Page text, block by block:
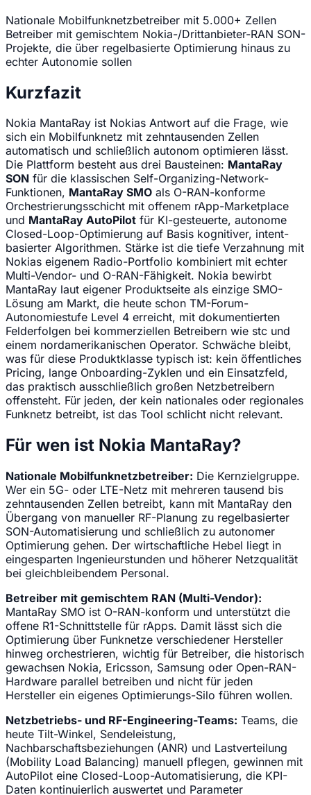
Nationale Mobilfunknetzbetreiber mit 5.000+ Zellen
Betreiber mit gemischtem Nokia-/Drittanbieter-RAN SON-
Projekte, die über regelbasierte Optimierung hinaus zu
echter Autonomie sollen
Kurzfazit
Nokia MantaRay ist Nokias Antwort auf die Frage, wie
sich ein Mobilfunknetz mit zehntausenden Zellen
automatisch und schließlich autonom optimieren lässt.
Die Plattform besteht aus drei Bausteinen: MantaRay
SON für die klassischen Self-Organizing-Network-
Funktionen, MantaRay SMO als O-RAN-konforme
Orchestrierungsschicht mit offenem rApp-Marketplace
und MantaRay AutoPilot für KI-gesteuerte, autonome
Closed-Loop-Optimierung auf Basis kognitiver, intent-
basierter Algorithmen. Stärke ist die tiefe Verzahnung mit
Nokias eigenem Radio-Portfolio kombiniert mit echter
Multi-Vendor- und O-RAN-Fähigkeit. Nokia bewirbt
MantaRay laut eigener Produktseite als einzige SMO-
Lösung am Markt, die heute schon TM-Forum-
Autonomiestufe Level 4 erreicht, mit dokumentierten
Felderfolgen bei kommerziellen Betreibern wie stc und
einem nordamerikanischen Operator. Schwäche bleibt,
was für diese Produktklasse typisch ist: kein öffentliches
Pricing, lange Onboarding-Zyklen und ein Einsatzfeld,
das praktisch ausschließlich großen Netzbetreibern
offensteht. Für jeden, der kein nationales oder regionales
Funknetz betreibt, ist das Tool schlicht nicht relevant.
Für wen ist Nokia MantaRay?
Nationale Mobilfunknetzbetreiber: Die Kernzielgruppe.
Wer ein 5G- oder LTE-Netz mit mehreren tausend bis
zehntausenden Zellen betreibt, kann mit MantaRay den
Übergang von manueller RF-Planung zu regelbasierter
SON-Automatisierung und schließlich zu autonomer
Optimierung gehen. Der wirtschaftliche Hebel liegt in
eingesparten Ingenieurstunden und höherer Netzqualität
bei gleichbleibendem Personal.
Betreiber mit gemischtem RAN (Multi-Vendor):
MantaRay SMO ist O-RAN-konform und unterstützt die
offene R1-Schnittstelle für rApps. Damit lässt sich die
Optimierung über Funknetze verschiedener Hersteller
hinweg orchestrieren, wichtig für Betreiber, die historisch
gewachsen Nokia, Ericsson, Samsung oder Open-RAN-
Hardware parallel betreiben und nicht für jeden
Hersteller ein eigenes Optimierungs-Silo führen wollen.
Netzbetriebs- und RF-Engineering-Teams: Teams, die
heute Tilt-Winkel, Sendeleistung,
Nachbarschaftsbeziehungen (ANR) und Lastverteilung
(Mobility Load Balancing) manuell pflegen, gewinnen mit
AutoPilot eine Closed-Loop-Automatisierung, die KPI-
Daten kontinuierlich auswertet und Parameter